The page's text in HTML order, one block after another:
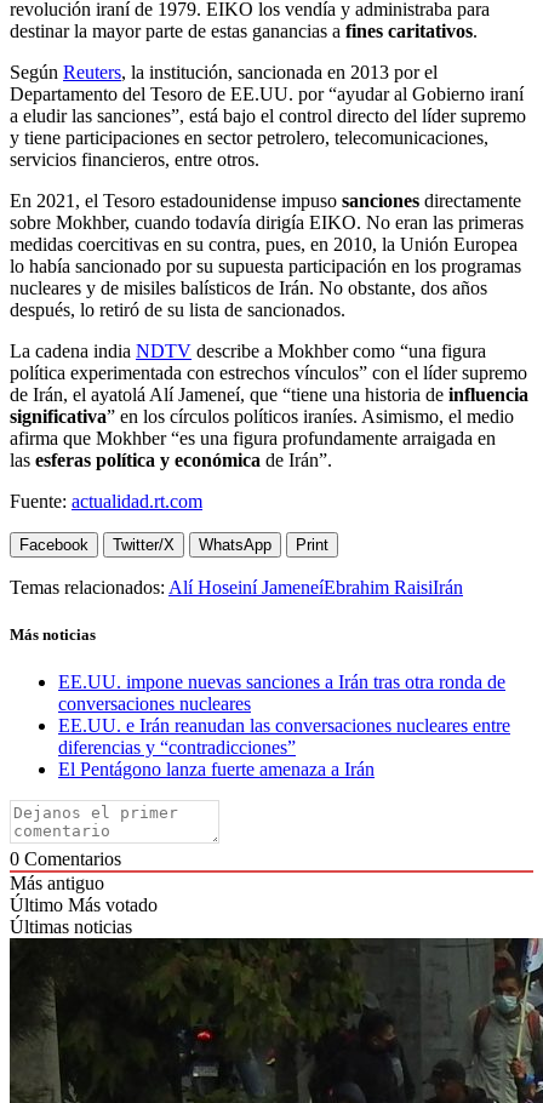
revolución iraní de 1979. EIKO los vendía y administraba para
destinar la mayor parte de estas ganancias a fines caritativos.
Según Reuters, la institución, sancionada en 2013 por el
Departamento del Tesoro de EE.UU. por “ayudar al Gobierno iraní
a eludir las sanciones”, está bajo el control directo del líder supremo
y tiene participaciones en sector petrolero, telecomunicaciones,
servicios financieros, entre otros.
En 2021, el Tesoro estadounidense impuso sanciones directamente
sobre Mokhber, cuando todavía dirigía EIKO. No eran las primeras
medidas coercitivas en su contra, pues, en 2010, la Unión Europea
lo había sancionado por su supuesta participación en los programas
nucleares y de misiles balísticos de Irán. No obstante, dos años
después, lo retiró de su lista de sancionados.
La cadena india NDTV describe a Mokhber como “una figura
política experimentada con estrechos vínculos” con el líder supremo
de Irán, el ayatolá Alí Jameneí, que “tiene una historia de influencia
significativa” en los círculos políticos iraníes. Asimismo, el medio
afirma que Mokhber “es una figura profundamente arraigada en
las esferas política y económica de Irán”.
Fuente: actualidad.rt.com
Facebook Twitter/X WhatsApp Print
Temas relacionados: Alí Hoseiní JameneíEbrahim RaisiIrán
Más noticias
EE.UU. impone nuevas sanciones a Irán tras otra ronda de
conversaciones nucleares
EE.UU. e Irán reanudan las conversaciones nucleares entre
diferencias y “contradicciones”
El Pentágono lanza fuerte amenaza a Irán
0 Comentarios
Más antiguo
Último Más votado
Últimas noticias